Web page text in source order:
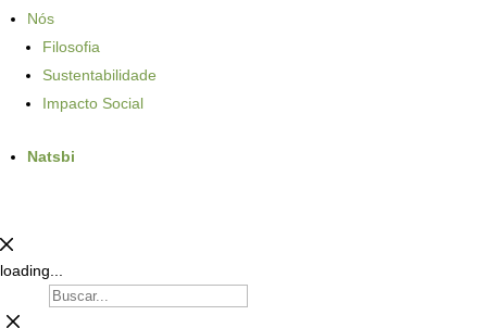
Nós
Filosofia
Sustentabilidade
Impacto Social
Natsbi
loading...